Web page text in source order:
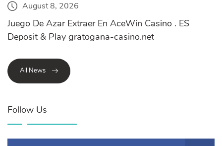
August 8, 2026
Juego De Azar Extraer En AceWin Casino . ES
Deposit & Play gratogana-casino.net
All News
Follow Us